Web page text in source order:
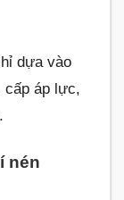
dựa vào
cấp áp lực,
nén